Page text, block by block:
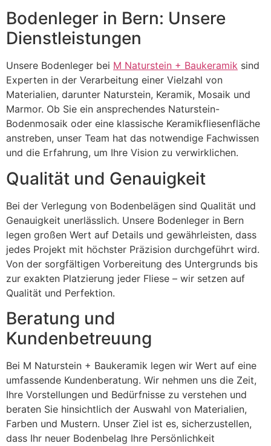
Bodenleger in Bern: Unsere
Dienstleistungen
Unsere Bodenleger bei M Naturstein + Baukeramik sind
Experten in der Verarbeitung einer Vielzahl von
Materialien, darunter Naturstein, Keramik, Mosaik und
Marmor. Ob Sie ein ansprechendes Naturstein-
Bodenmosaik oder eine klassische Keramikfliesenfläche
anstreben, unser Team hat das notwendige Fachwissen
und die Erfahrung, um Ihre Vision zu verwirklichen.
Qualität und Genauigkeit
Bei der Verlegung von Bodenbelägen sind Qualität und
Genauigkeit unerlässlich. Unsere Bodenleger in Bern
legen großen Wert auf Details und gewährleisten, dass
jedes Projekt mit höchster Präzision durchgeführt wird.
Von der sorgfältigen Vorbereitung des Untergrunds bis
zur exakten Platzierung jeder Fliese – wir setzen auf
Qualität und Perfektion.
Beratung und
Kundenbetreuung
Bei M Naturstein + Baukeramik legen wir Wert auf eine
umfassende Kundenberatung. Wir nehmen uns die Zeit,
Ihre Vorstellungen und Bedürfnisse zu verstehen und
beraten Sie hinsichtlich der Auswahl von Materialien,
Farben und Mustern. Unser Ziel ist es, sicherzustellen,
dass Ihr neuer Bodenbelag Ihre Persönlichkeit